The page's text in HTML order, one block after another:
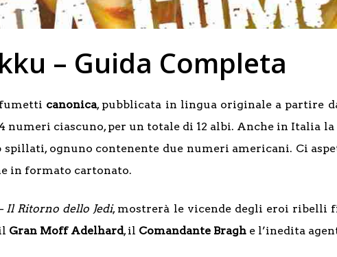
– Guida Completa
canonica, pubblicata in lingua originale a partire
numeri ciascuno, per un totale di 12 albi. Anche in Italia
spillati, ognuno contenente due numeri americani. Ci
in formato cartonato.
Il Ritorno dello Jedi, mostrerà le vicende degli eroi ribelli
Gran Moff Adelhard, il Comandante Bragh e l’inedita